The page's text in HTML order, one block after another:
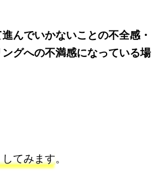
んでいかないことの不全感・
グへの不満感になっている場
てみます。